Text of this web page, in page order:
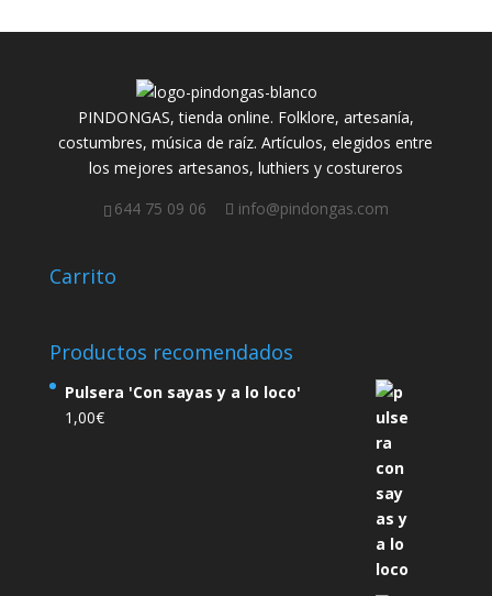
PINDONGAS, tienda online. Folklore, artesanía,
costumbres, música de raíz. Artículos, elegidos entre
los mejores artesanos, luthiers y costureros
644 75 09 06
info@pindongas.com
Carrito
Productos recomendados
Pulsera 'Con sayas y a lo loco'
1,00€